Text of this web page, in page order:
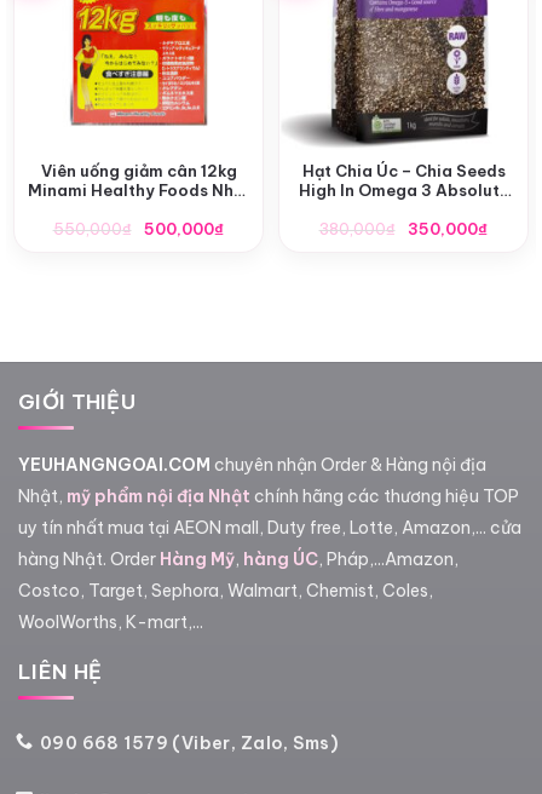
Viên uống giảm cân 12kg
Minami Healthy Foods Nhật
550,000₫
Giá
500,000₫Giá
Hạt Chia Úc – Chia Seeds
High In Omega 3 Absolute
380,000₫
Giá
350,000₫Giá
GIỚI THIỆU
YEUHANGNGOAI.COM chuyên nhận Order & Hàng nội địa
Nhật, mỹ phẩm nội địa Nhật chính hãng các thương hiệu TOP
uy tín nhất mua tại AEON mall, Duty free, Lotte, Amazon,... cửa
hàng Nhật. Order Hàng Mỹ, hàng ÚC, Pháp,...Amazon,
Costco, Target, Sephora, Walmart, Chemist, Coles,
WoolWorths, K-mart,...
LIÊN HỆ
090 668 1579 (Viber, Zalo, Sms)